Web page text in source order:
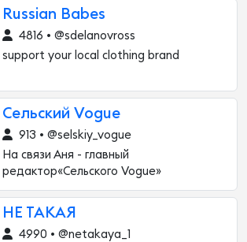
Russian Babes
4816 • @sdelanovross
support your local clothing brand
Сельский Vogue
913 • @selskiy_vogue
На связи Аня - главный
редактор«Сельского Vogue»
НЕ ТАКАЯ
4990 • @netakaya_1